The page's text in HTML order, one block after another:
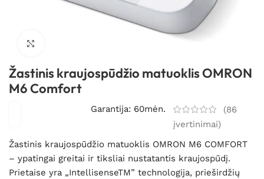
Žastinis kraujospūdžio matuoklis OMRON
M6 Comfort
Garantija: 60mėn. (86
įvertinimai)
Žastinis kraujospūdžio matuoklis OMRON M6 COMFORT
– ypatingai greitai ir tiksliai nustatantis kraujospūdį.
Prietaise yra „IntellisenseTM” technologija, prieširdžių